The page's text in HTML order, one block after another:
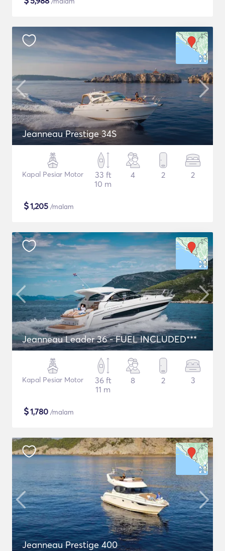
Jeanneau Prestige 34S
Kapal Pesiar Motor
33 ft
10 m
4 2 2
$1,205 /malam
Jeanneau Leader 36 - FUEL INCLUDED***
Kapal Pesiar Motor
36 ft
11 m
8 2 3
$1,780 /malam
Jeanneau Prestige 400